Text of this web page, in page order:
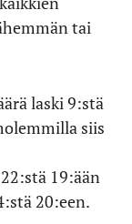
tai
laski 9:stä
siis
19:ään
20:een.